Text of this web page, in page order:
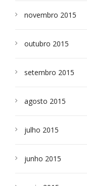
novembro 2015
outubro 2015
setembro 2015
agosto 2015
julho 2015
junho 2015